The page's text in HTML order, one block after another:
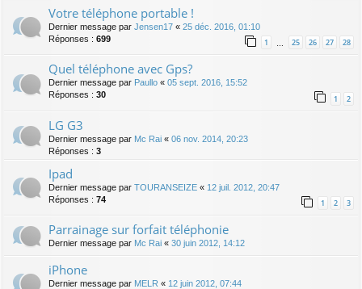
Votre téléphone portable !
Dernier message par Jensen17 « 25 déc. 2016, 01:10
Réponses : 699 1 … 25 26 27 28
Quel téléphone avec Gps?
Dernier message par Paullo « 05 sept. 2016, 15:52
Réponses : 30 1 2
LG G3
Dernier message par Mc Rai « 06 nov. 2014, 20:23
Réponses : 3
Ipad
Dernier message par TOURANSEIZE « 12 juil. 2012, 20:47
Réponses : 74 1 2 3
Parrainage sur forfait téléphonie
Dernier message par Mc Rai « 30 juin 2012, 14:12
iPhone
Dernier message par MELR « 12 juin 2012, 07:44